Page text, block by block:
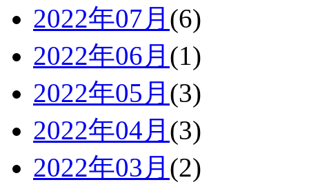
2022年07月 (6)
2022年06月 (1)
2022年05月 (3)
2022年04月 (3)
2022年03月 (2)